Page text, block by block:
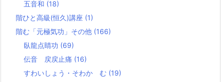
五音和 (18)
階ひと高級(恒久)講座 (1)
階む「元極気功」その他 (166)
臥龍点睛功 (69)
伝音 戻戻止痛 (16)
すわいしょう・そわか む (19)